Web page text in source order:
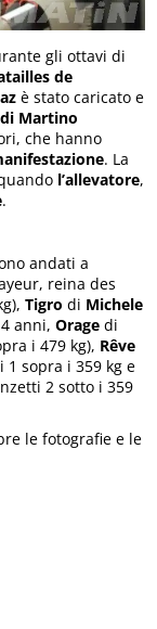
gli ottavi di
de
è stato caricato e
Martino
che hanno
. La
l’allevatore,
.
andati a
reina des
Tigro di Michele
4 anni,Orage di
i 479 kg), Rêve
sopra i 359 kg e
2 sotto i 359
le fotografie e le